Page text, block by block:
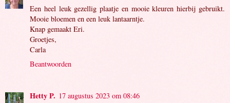
Een heel leuk gezellig plaatje en mooie kleuren hierbij gebruikt.
Mooie bloemen en een leuk lantaarntje.
Knap gemaakt Eri.
Groetjes,
Carla
Beantwoorden
Hetty P. 17 augustus 2023 om 08:46